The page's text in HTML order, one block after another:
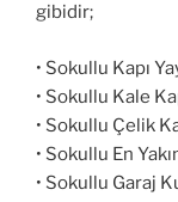
gibidir;
• Sokullu Kapı
• Sokullu Kale
• Sokullu Çelik
• Sokullu En
• Sokullu Garaj